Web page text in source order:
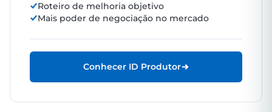
Roteiro de melhoria objetivo
Mais poder de negociação no mercado
Conhecer ID Produtor